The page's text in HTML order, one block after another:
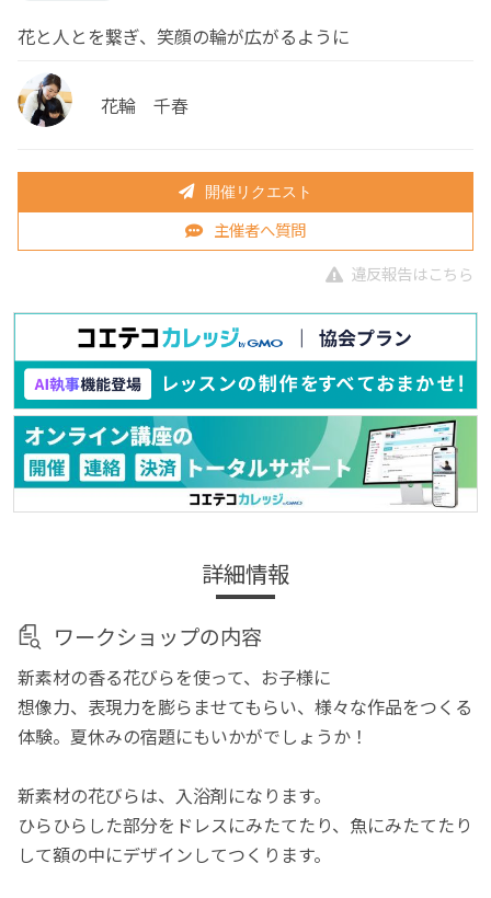
花と人とを繋ぎ、笑顔の輪が広がるように
花輪 千春
開催リクエスト
主催者へ質問
違反報告はこちら
詳細情報
ワークショップの内容
新素材の香る花びらを使って、お子様に
想像力、表現力を膨らませてもらい、様々な作品をつくる
体験。夏休みの宿題にもいかがでしょうか！
新素材の花びらは、入浴剤になります。
ひらひらした部分をドレスにみたてたり、魚にみたてたり
して額の中にデザインしてつくります。